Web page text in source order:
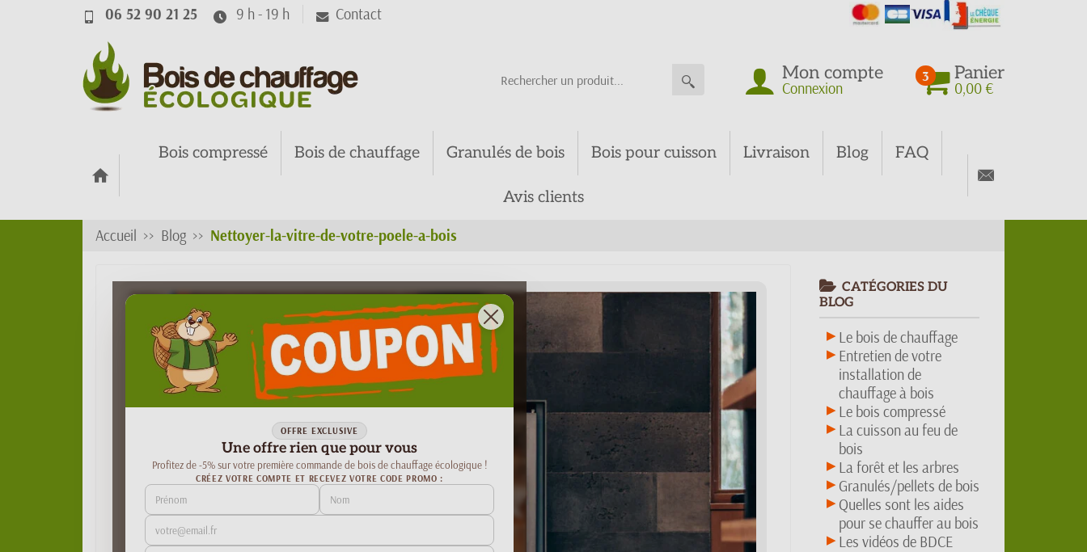
06 52 90 21 25 9 h - 19 h Contact
Mon compte
Connexion
3 Panier
0,00 €
Bois compressé Bois de chauffage Granulés de bois Bois pour cuisson Livraison Blog FAQ
Avis clients
Accueil Blog Nettoyer-la-vitre-de-votre-poele-a-bois
OFFRE EXCLUSIVE
Une offre rien que pour vous
Profitez de -5% sur votre première commande de bois de chauffage écologique !
CRÉEZ VOTRE COMPTE ET RECEVEZ VOTRE CODE PROMO :
CATÉGORIES DU
BLOG
Le bois de chauffage
Entretien de votre
installation de
chauffage à bois
Le bois compressé
La cuisson au feu de
bois
La forêt et les arbres
Granulés/pellets de bois
Quelles sont les aides
pour se chauffer au bois
Les vidéos de BDCE